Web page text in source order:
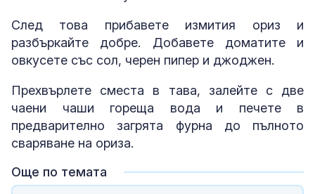
След това прибавете измития ориз и
разбъркайте добре. Добавете доматите и
овкусете със сол, черен пипер и джоджен.
Прехвърлете сместа в тава, залейте с две
чаени чаши гореща вода и печете в
предварително загрята фурна до пълното
сваряване на ориза.
Още по темата